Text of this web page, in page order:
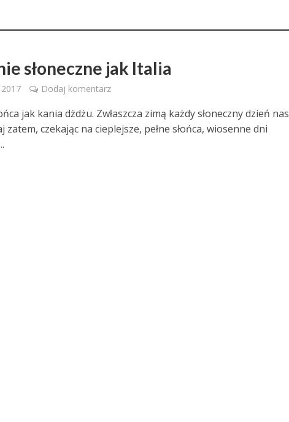
słoneczne jak Italia
Dodaj komentarz
jak kania dżdżu. Zwłaszcza zimą każdy słoneczny dzień nas
zatem, czekając na cieplejsze, pełne słońca, wiosenne dni